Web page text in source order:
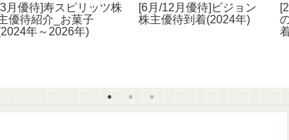
月優待]寿スピリッツ株
優待紹介_お菓子
年～2026年)
[6月/12月優待]ビジョン
株主優待到着(2024年)